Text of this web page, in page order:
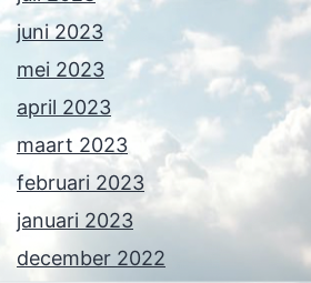
juni 2023
mei 2023
april 2023
maart 2023
februari 2023
januari 2023
december 2022